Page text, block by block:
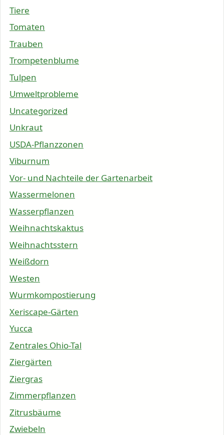
Tiere
Tomaten
Trauben
Trompetenblume
Tulpen
Umweltprobleme
Uncategorized
Unkraut
USDA-Pflanzzonen
Viburnum
Vor- und Nachteile der Gartenarbeit
Wassermelonen
Wasserpflanzen
Weihnachtskaktus
Weihnachtsstern
Weißdorn
Westen
Wurmkompostierung
Xeriscape-Gärten
Yucca
Zentrales Ohio-Tal
Ziergärten
Ziergras
Zimmerpflanzen
Zitrusbäume
Zwiebeln